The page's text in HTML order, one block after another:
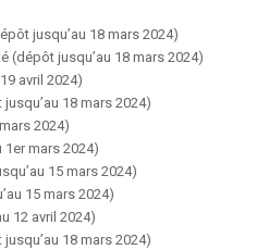
jusqu’au 18 mars 2024)
(dépôt jusqu’au 18 mars 2024)
avril 2024)
18 mars 2024)
2024)
1er mars 2024)
15 mars 2024)
15 mars 2024)
12 avril 2024)
18 mars 2024)